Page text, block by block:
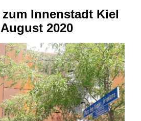
Innenstadt Kiel
2020